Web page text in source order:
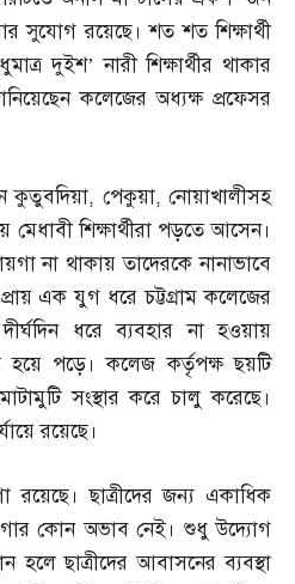
সুযোগ রয়েছে। শত শত শিক্ষার্থী
দুইশ’ নারী শিক্ষার্থীর থাকার
কলেজের অধ্যক্ষ প্রফেসর
কুতুবদিয়া, পেকুয়া, নোয়াখালীসহ
মেধাবী শিক্ষার্থীরা পড়তে আসেন।
না থাকায় তাদেরকে নানাভাবে
এক যুগ ধরে চট্টগ্রাম কলেজের
ধরে ব্যবহার না হওয়ায়
পড়ে। কলেজ কর্তৃপক্ষ ছয়টি
সংস্থার করে চালু করেছে।
রয়েছে।
রয়েছে। ছাত্রীদের জন্য একাধিক
কোন অভাব নেই। শুধু উদ্যোগ
হলে ছাত্রীদের আবাসনের ব্যবস্থা